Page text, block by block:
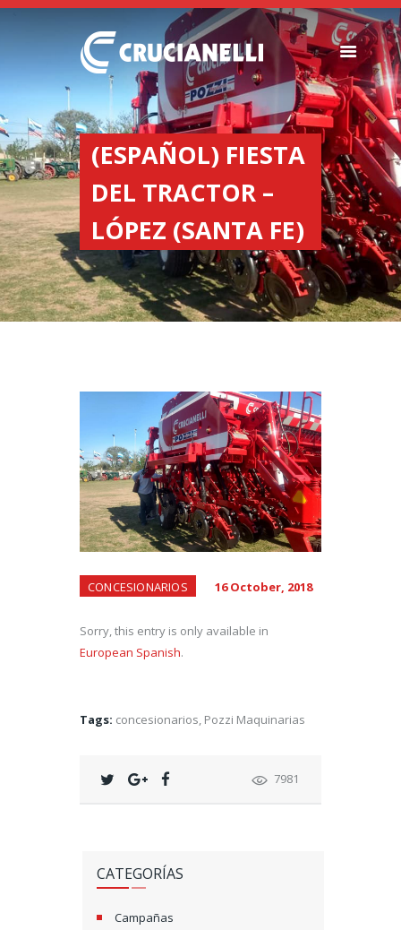
(ESPAÑOL) FIESTA
DEL TRACTOR –
LÓPEZ (SANTA FE)
SEEDERS
FERTILIZER
SPREADERS
ABOUT US
DEALERSHIPS
NEWS
COMPANY
CONTACT
CONCESIONARIOS 16 October, 2018
Sorry, this entry is only available in
European Spanish.
Tags: concesionarios, Pozzi Maquinarias
7981
CATEGORÍAS
Campañas